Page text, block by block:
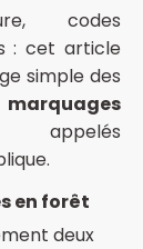
codes
: cet article
simple des
en forêt
deux